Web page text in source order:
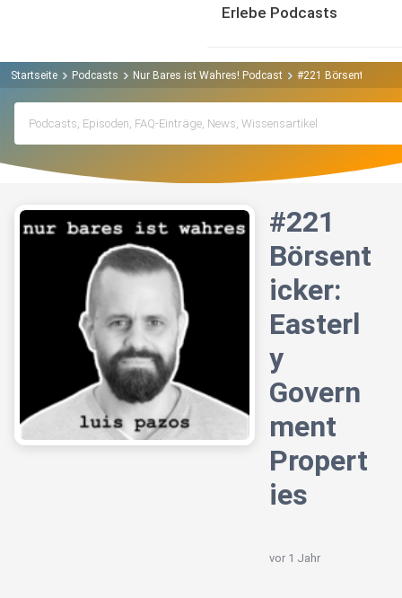
Erlebe Podcasts
Startseite Podcasts Nur Bares ist Wahres! Podcast #221 Börsenticker:
#221
Börsent
icker:
Easterl
y
Govern
ment
Propert
ies
vor 1 Jahr